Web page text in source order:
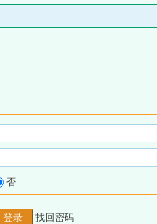
否
找回密码